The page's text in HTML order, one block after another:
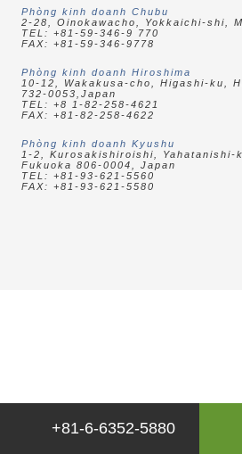
Phòng kinh doanh Chubu
2-28, Oinokawacho,
Yokkaichi-shi,
TEL: +81-59-346-9 770
FAX: +81-59-346-9778
Phòng kinh doanh Hiroshima
10-12, Wakakusa-cho,
Higashi-ku,
732-0053,Japan
TEL: +8 1-82-258-4621
FAX: +81-82-258-4622
Phòng kinh doanh Kyushu
1-2, Kurosakishiroishi,
Yahatanishi-
Fukuoka 806-0004, Japan
TEL: +81-93-621-5560
FAX: +81-93-621-5580
+81-6-6352-5880